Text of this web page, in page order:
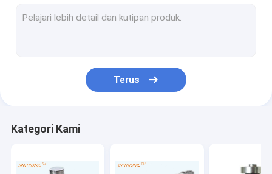
skala konveyor rol
Peralatan Pengisian Statis
Terus
Kategori Kami